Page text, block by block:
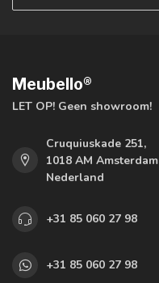
Meubello®
LET OP! Geen showroom!
Cruquiuskade 251,
1018 AM Amsterdam
Nederland
+31 85 060 27 98
+31 85 060 27 98